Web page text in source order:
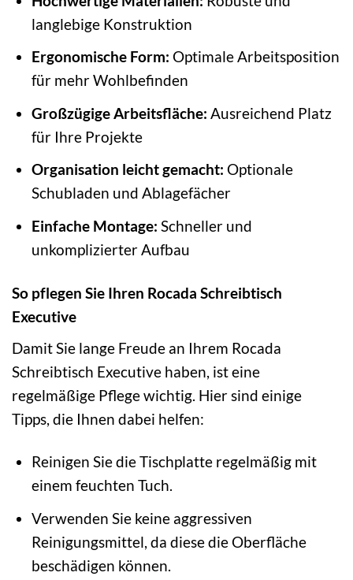
langlebige Konstruktion
Ergonomische Form: Optimale Arbeitsposition
für mehr Wohlbefinden
Großzügige Arbeitsfläche: Ausreichend Platz
für Ihre Projekte
Organisation leicht gemacht: Optionale
Schubladen und Ablagefächer
Einfache Montage: Schneller und
unkomplizierter Aufbau
So pflegen Sie Ihren Rocada Schreibtisch
Executive
Damit Sie lange Freude an Ihrem Rocada
Schreibtisch Executive haben, ist eine
regelmäßige Pflege wichtig. Hier sind einige
Tipps, die Ihnen dabei helfen:
Reinigen Sie die Tischplatte regelmäßig mit
einem feuchten Tuch.
Verwenden Sie keine aggressiven
Reinigungsmittel, da diese die Oberfläche
beschädigen können.